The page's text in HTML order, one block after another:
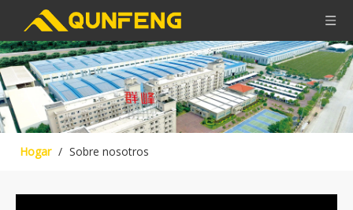
Hogar / Sobre nosotros